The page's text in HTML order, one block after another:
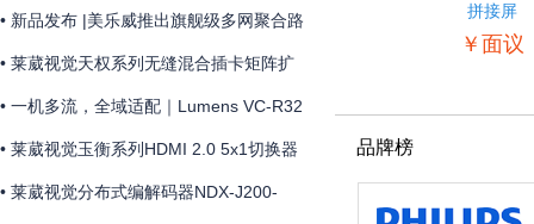
真，听得明
• 新品发布 |美乐威推出旗舰级多网聚合路
由器Pro Router Max，为关键业务提供更
稳定可靠的网络连接
• 莱葳视觉天权系列无缝混合插卡矩阵扩
展和维护方便
• 一机多流，全域适配｜Lumens VC-R32
摄像机全新上市
• 莱葳视觉玉衡系列HDMI 2.0 5x1切换器
支持4K@60Hz 4:4:4分辨率及18Gbps视
• 莱葳视觉分布式编解码器NDX-J200-
拼接屏
￥面议
品牌榜